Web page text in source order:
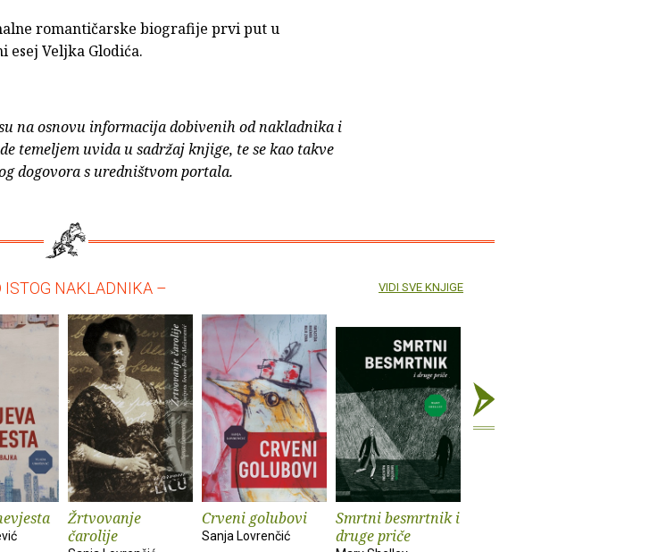
romantičarske biografije prvi put u
Veljka Glodića.
na osnovu informacija dobivenih od nakladnika i
temeljem uvida u sadržaj knjige, te se kao takve
dogovora s uredništvom portala.
ISTOG NAKLADNIKA –
Žrtvovanje
čarolije
Crveni golubovi
Sanja Lovrenčić
Smrtni besmrtnik i
druge priče
VIDI SVE KNJIGE